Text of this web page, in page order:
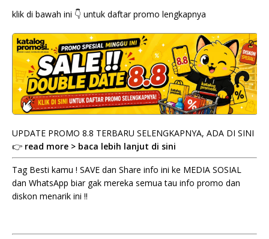
klik di bawah ini 👇 untuk daftar promo lengkapnya
UPDATE PROMO 8.8 TERBARU SELENGKAPNYA, ADA DI SINI
👉 read more > baca lebih lanjut di sini
Tag Besti kamu ! SAVE dan Share info ini ke MEDIA SOSIAL
dan WhatsApp biar gak mereka semua tau info promo dan
diskon menarik ini !!